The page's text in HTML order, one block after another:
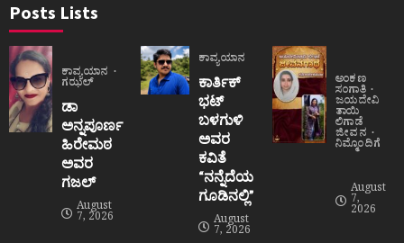
Posts Lists
ಕಾವ್ಯಯಾನ
ಗಝಲ್
ಡಾ
ಅನ್ನಪೂರ್ಣ
ಹಿರೇಮಠ
ಅವರ
ಗಜಲ್
August
7, 2026
ಕಾವ್ಯಯಾನ
ಕಾರ್ತಿಕ್
ಭಟ್
ಬಳಗುಳಿ
ಅವರ
ಕವಿತೆ
“ನನ್ನೆದೆಯ
ಗೂಡಿನಲ್ಲಿ”
August
7, 2026
ಅಂಕಣ
ಸಂಗಾತಿ
ಜಯದೇವಿ
ತಾಯಿ
ಲಿಗಾಡೆ
ಜೀವನ
ನಿಮ್ಮೊಂದಿಗೆ
August
7,
2026